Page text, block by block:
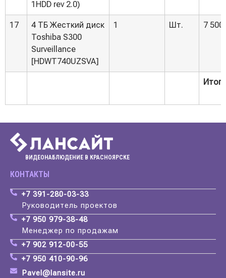
1HDD rev 2.0)
17
4 ТБ Жесткий диск
Toshiba S300
Surveillance
[HDWT740UZSVA]
1 Шт. 7
Итог:
ВИДЕОНАБЛЮДЕНИЕ В КРАСНОЯРСКЕ
КОНТАКТЫ
+7 391-280-03-33
Руководитель проектов
+7 950 979-38-48
Менеджер по продажам
+7 902 912-00-55
+7 950 410-90-96
Pavel@lansite.ru